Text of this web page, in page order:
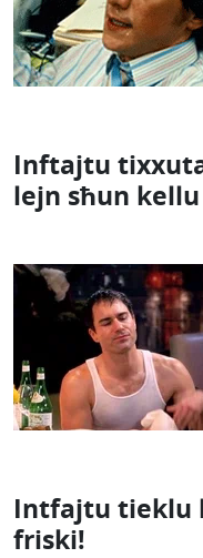
Inftajtu
lejn sħun
Intfajtu tieklu
friski!